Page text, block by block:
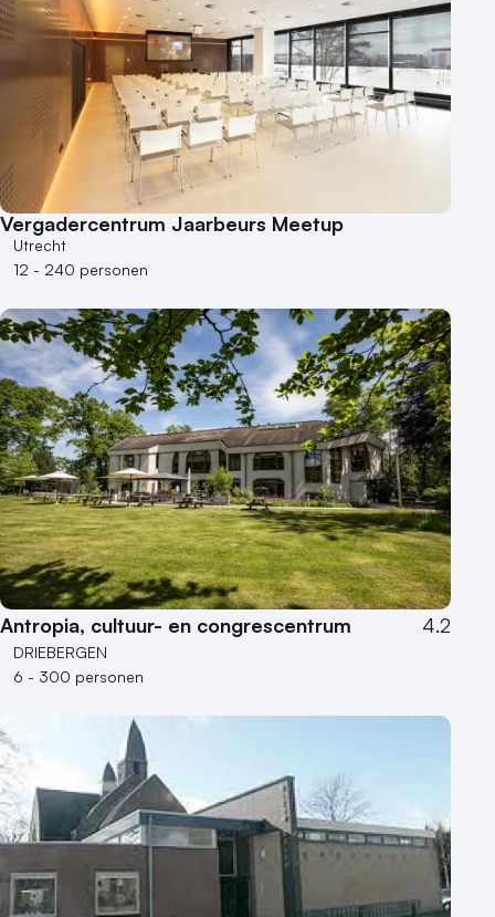
Vergadercentrum Jaarbeurs Meetup
Utrecht
12 - 240 personen
Antropia, cultuur- en congrescentrum 4.2
DRIEBERGEN
6 - 300 personen